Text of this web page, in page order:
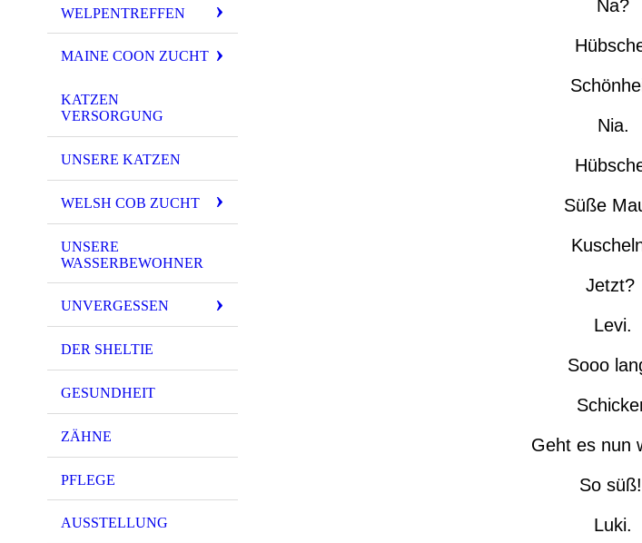
WELPENTREFFEN
MAINE COON ZUCHT
KATZEN
VERSORGUNG
UNSERE KATZEN
WELSH COB ZUCHT
UNSERE
WASSERBEWOHNER
UNVERGESSEN
DER SHELTIE
GESUNDHEIT
ZÄHNE
PFLEGE
AUSSTELLUNG
Na?
Nia.
Süße
Jetzt?
Levi.
Sooo
Geht es nun
So süß!
Luki.